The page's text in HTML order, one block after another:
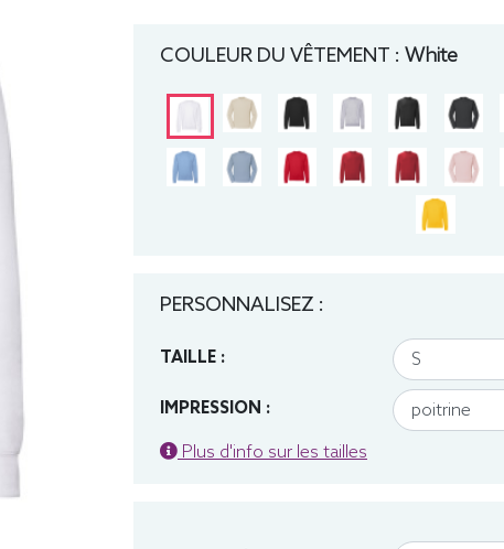
COULEUR DU VÊTEMENT : White
PERSONNALISEZ :
TAILLE :
IMPRESSION :
Plus d'info sur les tailles